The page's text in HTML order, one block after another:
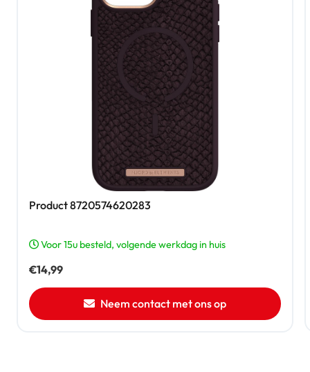
Product 8720574620283
Voor 15u besteld, volgende werkdag in huis
€14,99
Neem contact met ons op